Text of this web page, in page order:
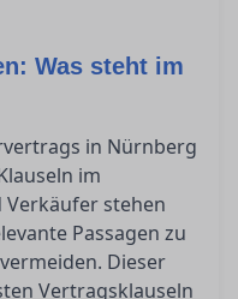
Was steht im
in Nürnberg
im
stehen
Passagen zu
Dieser
Vertragsklauseln